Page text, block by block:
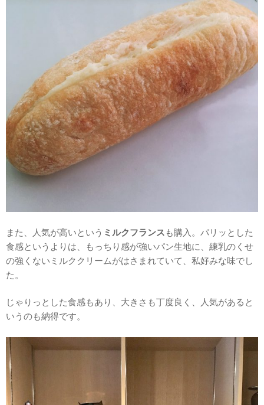
また、人気が高いという ミルクフランス も購入。パリッとした
食感というよりは、もっちり感が強いパン生地に、練乳のくせ
の強くないミルククリームがはさまれていて、私好みな味でし
た。
じゃりっとした食感もあり、大きさも丁度良く、人気があると
いうのも納得です。